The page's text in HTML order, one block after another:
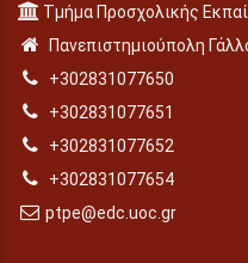
Τμήμα Προσχολικής
Πανεπιστημιούπολη
+302831077650
+302831077651
+302831077652
+302831077654
ptpe@edc.uoc.gr